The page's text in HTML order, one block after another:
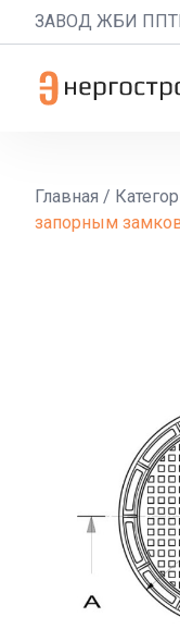
ЗАВОД ЖБИ
Главная /
запорным